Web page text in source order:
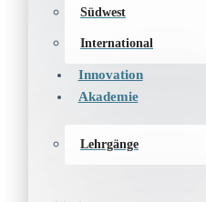
Südwest
International
Innovation
Akademie
Lehrgänge